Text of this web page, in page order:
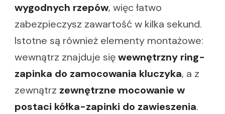
wygodnych rzepów, więc łatwo
zabezpieczysz zawartość w kilka sekund.
Istotne są również elementy montażowe:
wewnątrz znajduje sięwewnętrzny ring-
zapinka do zamocowania kluczyka, a z
zewnątrz zewnętrzne mocowanie w
postaci kółka-zapinki do zawieszenia.